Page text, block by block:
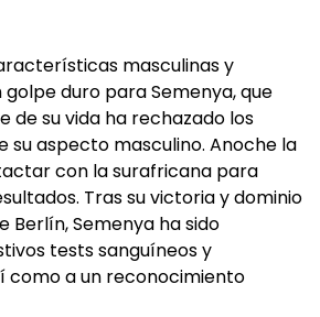
masculinas y
duro para Semenya, que
de su vida ha rechazado los
su aspecto masculino. Anoche la
con la surafricana para
Tras su victoria y dominio
Berlín, Semenya ha sido
tests sanguíneos y
como a un reconocimiento